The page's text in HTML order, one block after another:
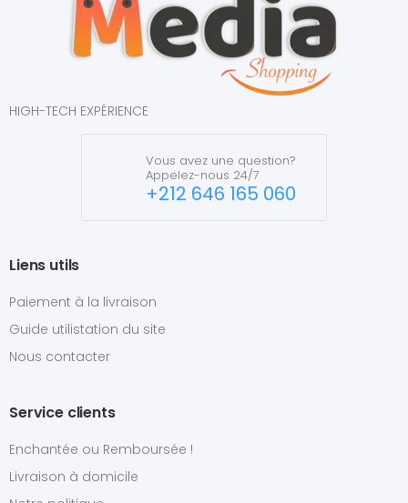
HIGH-TECH EXPÉRIENCE
Vous avez une question?
Appelez-nous 24/7
+212 646 165 060
Liens utils
Paiement à la livraison
Guide utilistation du site
Nous contacter
Service clients
Enchantée ou Remboursée !
Livraison à domicile